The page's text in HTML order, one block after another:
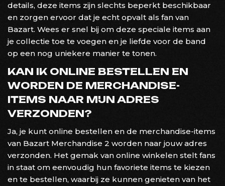
details, deze items zijn slechts beperkt beschikbaar
en zorgen ervoor dat je echt opvalt als fan van
Bazart. Wees er snel bij om deze speciale items aan
je collectie toe te voegen en je liefde voor de band
op een nog uniekere manier te tonen.
KAN IK ONLINE BESTELLEN EN
WORDEN DE MERCHANDISE-
ITEMS NAAR MIJN ADRES
VERZONDEN?
Ja, je kunt online bestellen en de merchandise-items
van Bazart Merchandise 2 worden naar jouw adres
verzonden. Het gemak van online winkelen stelt fans
in staat om eenvoudig hun favoriete items te kiezen
en te bestellen, waarbij ze kunnen genieten van het